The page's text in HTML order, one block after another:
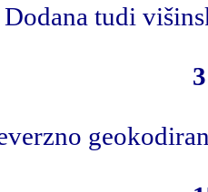
Dodana tudi